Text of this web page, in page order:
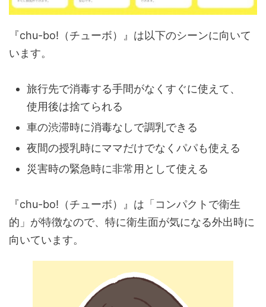
『chu-bo!（チューボ）』は以下のシーンに向いて
います。
旅行先で消毒する手間がなくすぐに使えて、
使用後は捨てられる
車の渋滞時に消毒なしで調乳できる
夜間の授乳時にママだけでなくパパも使える
災害時の緊急時に非常用として使える
『chu-bo!（チューボ）』は「コンパクトで衛生
的」が特徴なので、特に衛生面が気になる外出時に
向いています。